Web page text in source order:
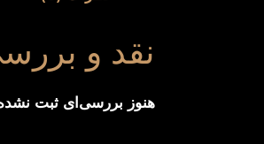
نقد و
هنوز بررسی‌ای ثبت